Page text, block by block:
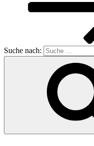
Suche nach: